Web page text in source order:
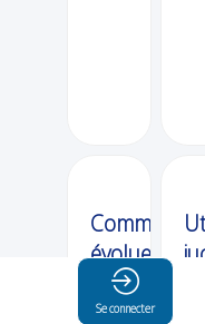
Comment
évoluent
les
discours,
Se connecter